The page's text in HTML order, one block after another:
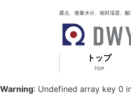
露点、微量水分、相対湿度、
トップ
TOP
Warning: Undefined array key 0